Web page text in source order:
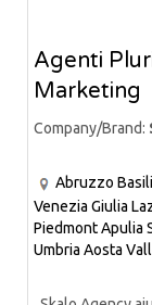
Agenti
Marketing
Company/Brand:
Abruzzo
Venezia Giulia
PiedmontApulia
Umbria Aosta